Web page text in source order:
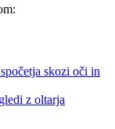
skozi oči in
z oltarja